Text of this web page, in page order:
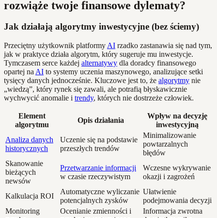
rozwiąże twoje finansowe dylematy?
Jak działają algorytmy inwestycyjne (bez ściemy)
Przeciętny użytkownik platformy AI rzadko zastanawia się nad tym,
jak w praktyce działa algorytm, który sugeruje mu inwestycje.
Tymczasem serce każdej alternatywy dla doradcy finansowego
opartej na AI to systemy uczenia maszynowego, analizujące setki
tysięcy danych jednocześnie. Kluczowe jest to, że algorytmy nie
„wiedzą”, który rynek się zawali, ale potrafią błyskawicznie
wychwycić anomalie i trendy, których nie dostrzeże człowiek.
Element
algorytmu
Opis działania
Wpływ na decyzję
inwestycyjną
Analiza danych
historycznych
Uczenie się na podstawie
przeszłych trendów
Minimalizowanie
powtarzalnych
błędów
Skanowanie
bieżących
newsów
Przetwarzanie informacji
w czasie rzeczywistym
Wczesne wykrywanie
okazji i zagrożeń
Kalkulacja ROI
Automatyczne wyliczanie
potencjalnych zysków
Ułatwienie
podejmowania decyzji
Monitoring
Ocenianie zmienności i
Informacja zwrotna